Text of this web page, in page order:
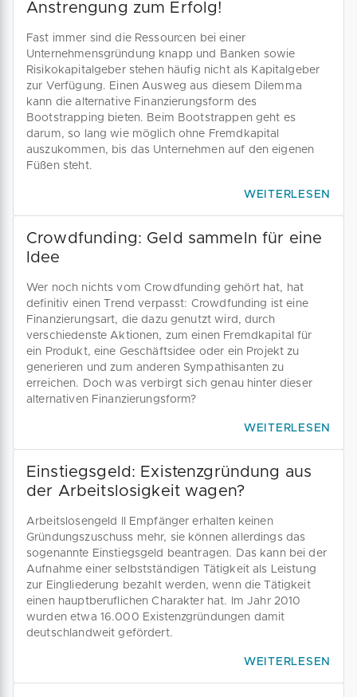
Anstrengung zum Erfolg!
Fast immer sind die Ressourcen bei einer
Unternehmensgründung knapp und Banken sowie
Risikokapitalgeber stehen häufig nicht als Kapitalgeber
zur Verfügung. Einen Ausweg aus diesem Dilemma
kann die alternative Finanzierungsform des
Bootstrapping bieten. Beim Bootstrappen geht es
darum, so lang wie möglich ohne Fremdkapital
auszukommen, bis das Unternehmen auf den eigenen
Füßen steht.
WEITERLESEN
Crowdfunding: Geld sammeln für eine
Idee
Wer noch nichts vom Crowdfunding gehört hat, hat
definitiv einen Trend verpasst: Crowdfunding ist eine
Finanzierungsart, die dazu genutzt wird, durch
verschiedenste Aktionen, zum einen Fremdkapital für
ein Produkt, eine Geschäftsidee oder ein Projekt zu
generieren und zum anderen Sympathisanten zu
erreichen. Doch was verbirgt sich genau hinter dieser
alternativen Finanzierungsform?
WEITERLESEN
Einstiegsgeld: Existenzgründung aus
der Arbeitslosigkeit wagen?
Arbeitslosengeld II Empfänger erhalten keinen
Gründungszuschuss mehr, sie können allerdings das
sogenannte Einstiegsgeld beantragen. Das kann bei der
Aufnahme einer selbstständigen Tätigkeit als Leistung
zur Eingliederung bezahlt werden, wenn die Tätigkeit
einen hauptberuflichen Charakter hat. Im Jahr 2010
wurden etwa 16.000 Existenzgründungen damit
deutschlandweit gefördert.
WEITERLESEN